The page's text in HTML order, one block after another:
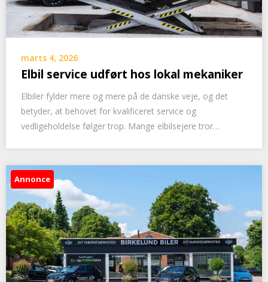
marts 4, 2026
Elbil service udført hos lokal mekaniker
Elbiler fylder mere og mere på de danske veje, og det
betyder, at behovet for kvalificeret service og
vedligeholdelse følger trop. Mange elbilsejere tror…
Annonce